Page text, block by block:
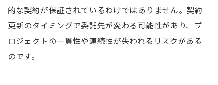
的な契約が保証されているわけではありません。契約
更新のタイミングで委託先が変わる可能性があり、プ
ロジェクトの一貫性や連続性が失われるリスクがある
のです。